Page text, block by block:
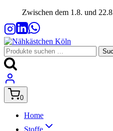
springen
Zwischen dem 1.8. und
Suchen
nach:
0
Home
Stoffe